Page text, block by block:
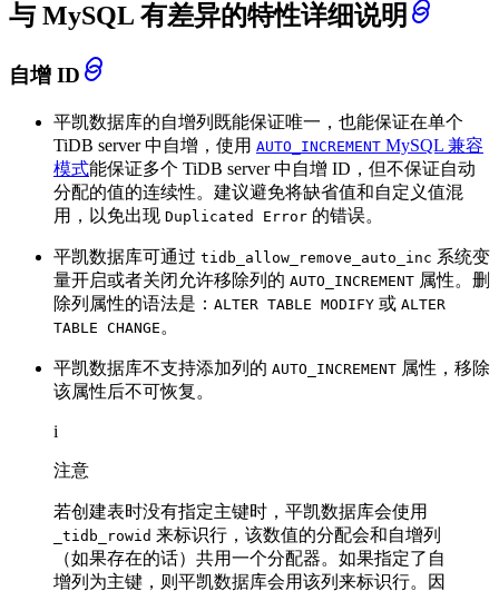
与 MySQL 有差异的特性详细说明
自增 ID
平凯数据库的自增列既能保证唯一，也能保证在单个
TiDB server 中自增，使用 AUTO_INCREMENT MySQL 兼容
模式能保证多个 TiDB server 中自增 ID，但不保证自动
分配的值的连续性。建议避免将缺省值和自定义值混
用，以免出现 Duplicated Error 的错误。
平凯数据库可通过 tidb_allow_remove_auto_inc 系统变
量开启或者关闭允许移除列的 AUTO_INCREMENT 属性。删
除列属性的语法是： ALTER TABLE MODIFY 或 ALTER
TABLE CHANGE 。
平凯数据库不支持添加列的 AUTO_INCREMENT 属性，移除
该属性后不可恢复。
i
注意
若创建表时没有指定主键时，平凯数据库会使用
_tidb_rowid 来标识行，该数值的分配会和自增列
（如果存在的话）共用一个分配器。如果指定了自
增列为主键，则平凯数据库会用该列来标识行。因